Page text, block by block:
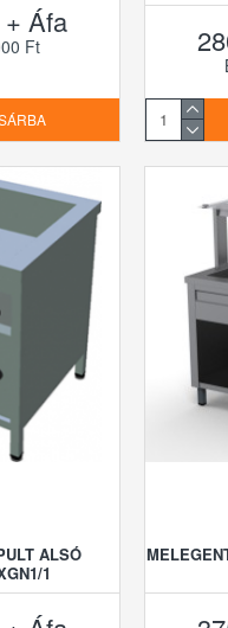
Áfa
Ft
ALSÓ
1